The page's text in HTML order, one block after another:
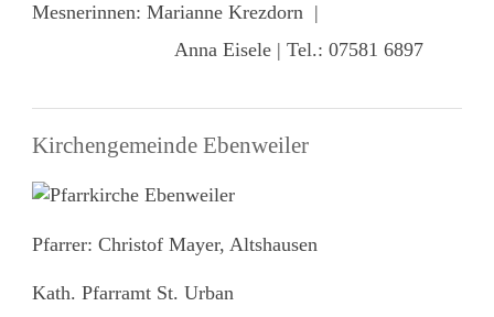
Mesnerinnen: Marianne Krezdorn |
Anna Eisele | Tel.: 07581 6897
Kirchengemeinde Ebenweiler
Pfarrer: Christof Mayer, Altshausen
Kath. Pfarramt St. Urban